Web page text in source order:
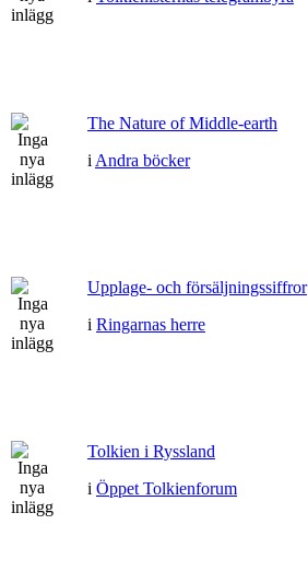
The Nature of Middle-earth
i Andra böcker
Upplage- och försäljningssiffror
i Ringarnas herre
Tolkien i Ryssland
i Öppet Tolkienforum